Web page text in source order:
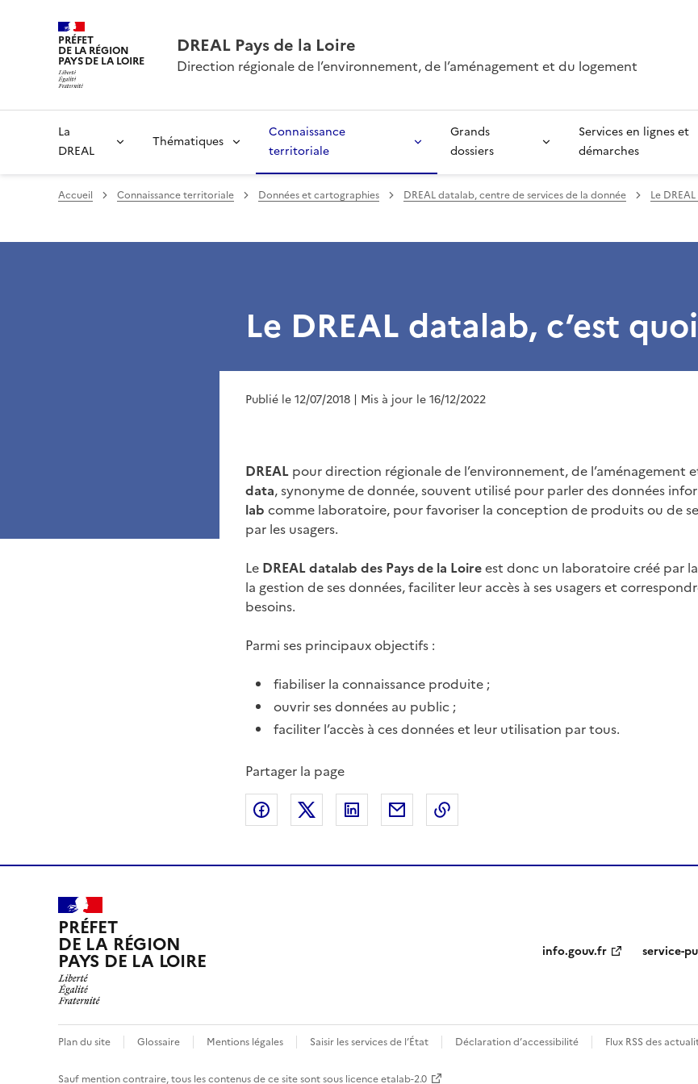
PRÉFET
DE LA RÉGION
PAYS DE LA LOIRE
DREAL Pays de la Loire
Direction régionale de l’environnement, de l’aménagement et du logement
La
DREAL
Thématiques
Connaissance
territoriale
Grands
dossiers
Services en lignes et
démarches
Accueil Connaissance territoriale Données et cartographies DREAL datalab, centre de services de la donnée Le
Le DREAL datalab, c’est
Publié le 12/07/2018 | Mis à jour le 16/12/2022
DREAL pour direction régionale de l’environnement, de l’aménagement
data, synonyme de donnée, souvent utilisé pour parler des données
lab comme laboratoire, pour favoriser la conception de produits ou de
par les usagers.
Le DREAL datalab des Pays de la Loireest donc un laboratoire créé par
la gestion de ses données, faciliter leur accès à ses usagers et
besoins.
Parmi ses principaux objectifs :
fiabiliser la connaissance produite ;
ouvrir ses données au public ;
faciliter l’accès à ces données et leur utilisation par tous.
Partager la page
Partager sur Facebook
Partager sur XPartager sur LinkedIn
Partager par emailCopier le lien de la page dans le
PRÉFET
DE LA RÉGION
PAYS DE LA LOIRE info.gouv.fr service-
Plan du site Glossaire Mentions légales Saisir les services de l’État Déclaration d’accessibilité Flux RSS des
Sauf mention contraire, tous les contenus de ce site sont sous licence etalab-2.0